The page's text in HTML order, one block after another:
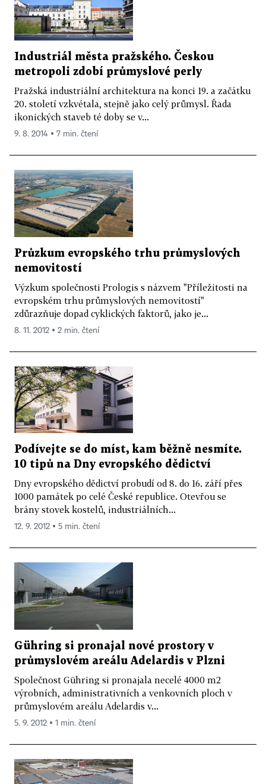
Industriál města pražského. Českou
metropoli zdobí průmyslové perly
Pražská industriální architektura na konci 19. a začátku
20. století vzkvétala, stejně jako celý průmysl. Řada
ikonických staveb té doby se v...
9. 8. 2014 ▪ 7 min. čtení
Průzkum evropského trhu průmyslových
nemovitostí
Výzkum společnosti Prologis s názvem "Příležitosti na
evropském trhu průmyslových nemovitostí"
zdůrazňuje dopad cyklických faktorů, jako je...
8. 11. 2012 ▪ 2 min. čtení
Podívejte se do míst, kam běžně nesmíte.
10 tipů na Dny evropského dědictví
Dny evropského dědictví probudí od 8. do 16. září přes
1000 památek po celé České republice. Otevřou se
brány stovek kostelů, industriálních...
12. 9. 2012 ▪ 5 min. čtení
Gühring si pronajal nové prostory v
průmyslovém areálu Adelardis v Plzni
Společnost Gühring si pronajala necelé 4000 m2
výrobních, administrativních a venkovních ploch v
průmyslovém areálu Adelardis v...
5. 9. 2012 ▪ 1 min. čtení